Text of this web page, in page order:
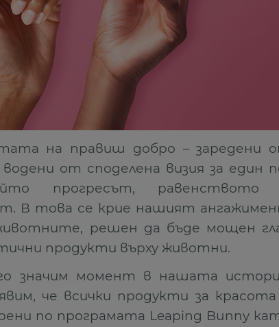
на правиш добро – заредени
от споделена визия за един
прогресът, равенството
В това се крие нашият
решен да бъде мощен
продукти върху животни.
значим момент в нашата
че всички продукти за
по програмата Leaping Bunny